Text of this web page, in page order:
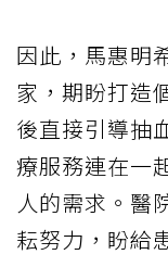
因此，馬惠明
家，期盼打造
後直接引導抽
療服務連在一
人的需求。醫
耘努力，盼給